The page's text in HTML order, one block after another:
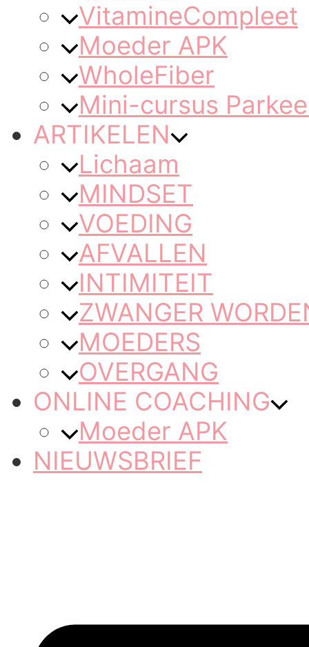
VitamineCompleet
Moeder APK
WholeFiber
Mini-cursus
ARTIKELEN
Lichaam
MINDSET
VOEDING
AFVALLEN
INTIMITEIT
ZWANGER
MOEDERS
OVERGANG
ONLINE COACHING
Moeder APK
NIEUWSBRIEF